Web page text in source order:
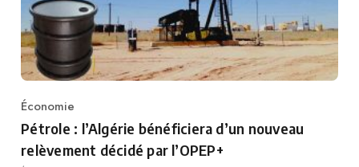
Category
Économie
Pétrole : l’Algérie bénéficiera d’un nouveau
relèvement décidé par l’OPEP+